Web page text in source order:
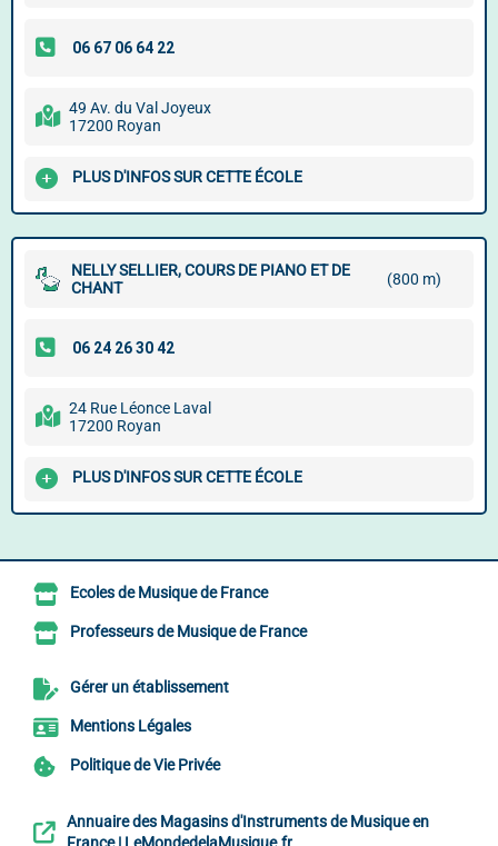
49 Av. du Val Joyeux
17200 Royan
PLUS D'INFOS SUR CETTE ÉCOLE
NELLY SELLIER, COURS DE PIANO ET DE
CHANT
(800 m)
24 Rue Léonce Laval
17200 Royan
PLUS D'INFOS SUR CETTE ÉCOLE
Ecoles de Musique de France
Professeurs de Musique de France
Gérer un établissement
Mentions Légales
Politique de Vie Privée
Annuaire des Magasins d'Instruments de Musique en